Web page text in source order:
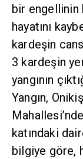
bir engellinin
hayatını
kardeşin
3 kardeşin
yangının
Yangın,
katındaki
bilgiye göre,